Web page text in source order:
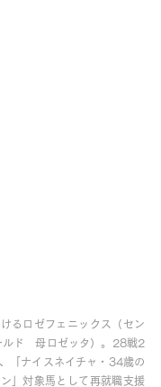
るロゼフェニックス（セン
ド　母ロゼッタ）。28戦2
「ナイスネイチャ・34歳の
」対象馬として再就職支援